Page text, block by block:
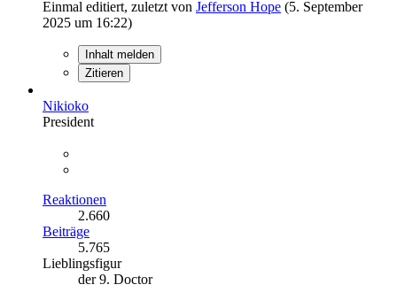
Einmal editiert, zuletzt von Jefferson Hope (5. September
2025 um 16:22)
Inhalt melden
Zitieren
Nikioko
President
Reaktionen
2.660
Beiträge
5.765
Lieblingsfigur
der 9. Doctor